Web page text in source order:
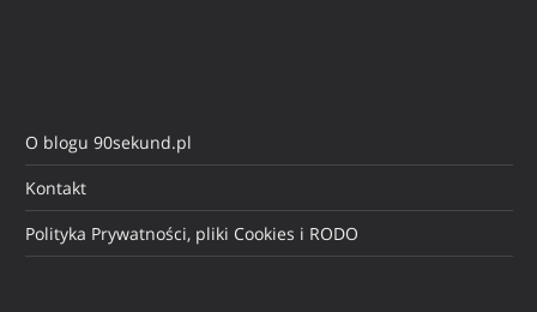
O blogu 90sekund.pl
Kontakt
Polityka Prywatności, pliki Cookies i RODO